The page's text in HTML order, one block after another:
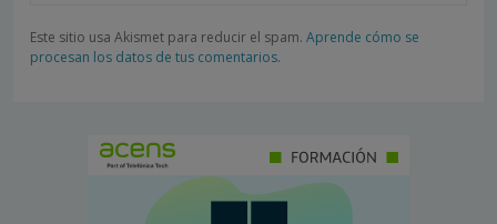
Este sitio usa Akismet para reducir el spam. Aprende cómo se
procesan los datos de tus comentarios.